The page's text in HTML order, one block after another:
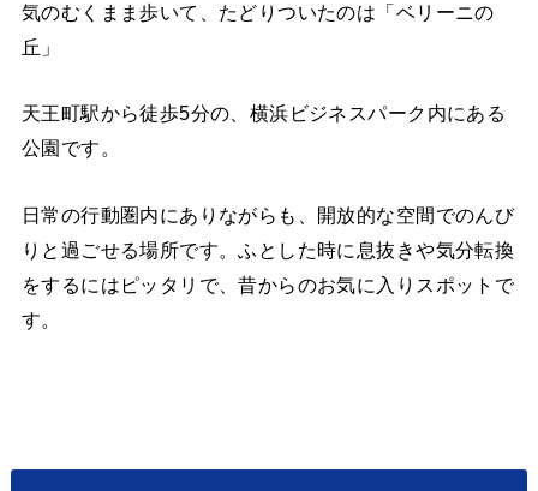
気のむくまま歩いて、たどりついたのは「ベリーニの
丘」
天王町駅から徒歩5分の、横浜ビジネスパーク内にある
公園です。
日常の行動圏内にありながらも、開放的な空間でのんび
りと過ごせる場所です。ふとした時に息抜きや気分転換
をするにはピッタリで、昔からのお気に入りスポットで
す。